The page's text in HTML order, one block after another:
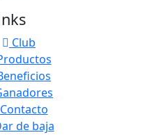
Club
Contacto
de baja